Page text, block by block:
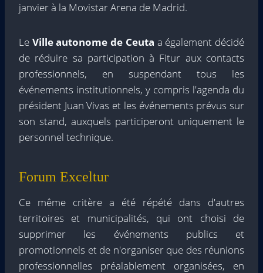
janvier à la Movistar Arena de Madrid.
Le Ville autonome de Ceuta a également décidé
de réduire sa participation à Fitur aux contacts
professionnels, en suspendant tous les
événements institutionnels, y compris l'agenda du
président Juan Vivas et les événements prévus sur
son stand, auxquels participeront uniquement le
personnel technique.
Forum Exceltur
Ce même critère a été répété dans d'autres
territoires et municipalités, qui ont choisi de
supprimer les événements publics et
promotionnels et de n'organiser que des réunions
professionnelles préalablement organisées, en